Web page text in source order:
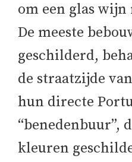
om een glas
De meeste
geschilderd,
de straatzijde
hun directe
“benedenbuur”,
kleuren